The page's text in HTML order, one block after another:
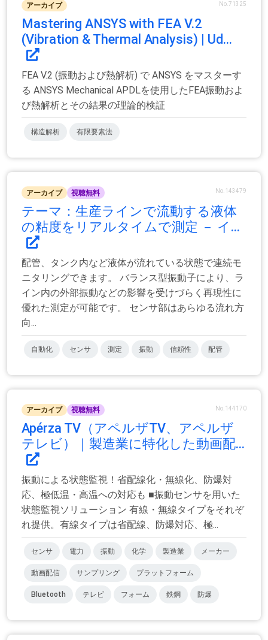
アーカイブ No.71325
Mastering ANSYS with FEA V.2
(Vibration & Thermal Analysis) | Ud...
FEA V.2 (振動および熱解析) で ANSYS をマスターす
る ANSYS Mechanical APDLを使用したFEA振動およ
び熱解析とその結果の理論的検証
構造解析 有限要素法
アーカイブ 視聴無料 No.143479
テーマ：生産ラインで流動する液体
の粘度をリアルタイムで測定 － イ...
配管、タンク内など液体が流れている状態で連続モ
ニタリングできます。 バランス型振動子により、ラ
イン内の外部振動などの影響を受けづらく再現性に
優れた測定が可能です。 センサ部はあらゆる流れ方
向...
自動化 センサ 測定 振動 信頼性 配管
アーカイブ 視聴無料 No.144170
Apérza TV（アペルザTV、アペルザ
テレビ）｜製造業に特化した動画配...
振動による状態監視！省配線化・無線化、防爆対
応、極低温・高温への対応も ■​振動センサを用いた
状態監視ソリューション 有線・無線タイプをそれぞ
れ提供。有線タイプは省配線、防爆対応、極...
センサ 電力 振動 化学 製造業 メーカー
動画配信 サンプリング プラットフォーム
Bluetooth テレビ フォーム 鉄鋼 防爆